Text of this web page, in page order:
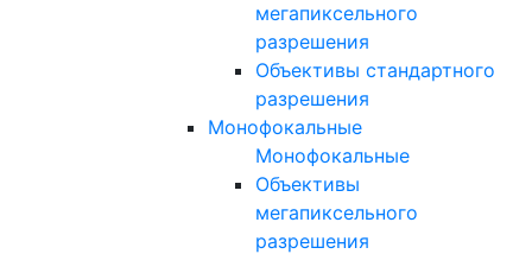
мегапиксельного
разрешения
Объективы стандартного
разрешения
Монофокальные
Монофокальные
Объективы
мегапиксельного
разрешения